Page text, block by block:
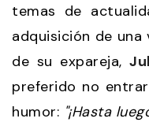
temas de
adquisición de
de su expareja,
preferido no
humor: "¡Hasta